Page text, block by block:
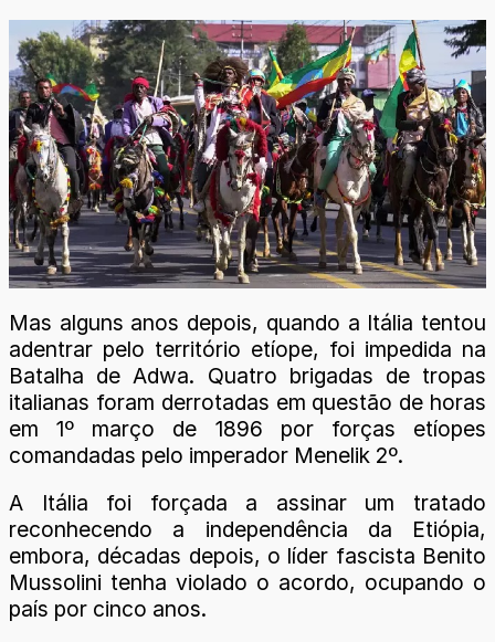
Mas alguns anos depois, quando a Itália tentou
adentrar pelo território etíope, foi impedida na
Batalha de Adwa. Quatro brigadas de tropas
italianas foram derrotadas em questão de horas
em 1º março de 1896 por forças etíopes
comandadas pelo imperador Menelik 2º.
A Itália foi forçada a assinar um tratado
reconhecendo a independência da Etiópia,
embora, décadas depois, o líder fascista Benito
Mussolini tenha violado o acordo, ocupando o
país por cinco anos.